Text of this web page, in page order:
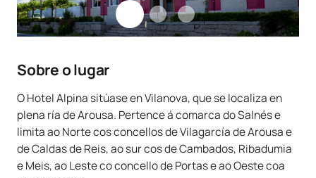
Sobre o lugar
O Hotel Alpina sitúase en Vilanova, que se localiza en
plena ría de Arousa. Pertence á comarca do Salnés e
limita ao Norte cos concellos de Vilagarcía de Arousa e
de Caldas de Reis, ao sur cos de Cambados, Ribadumia
e Meis, ao Leste co concello de Portas e ao Oeste coa